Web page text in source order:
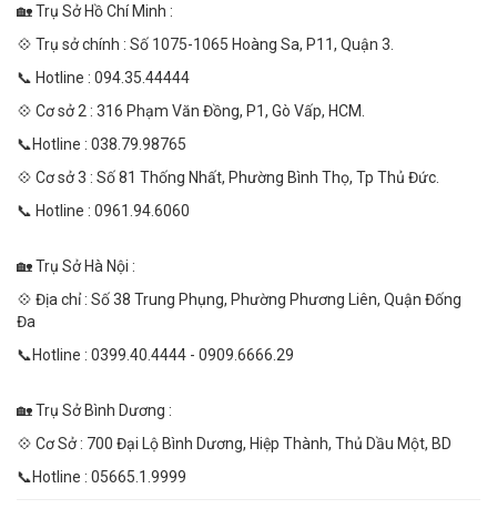
🏡 Trụ Sở Hồ Chí Minh :
💠 Trụ sở chính : Số 1075-1065 Hoàng Sa, P11, Quận 3.
📞 Hotline : 094.35.44444
💠 Cơ sở 2 : 316 Phạm Văn Đồng, P1, Gò Vấp, HCM.
📞Hotline : 038.79.98765
💠 Cơ sở 3 : Số 81 Thống Nhất, Phường Bình Thọ, Tp Thủ Đức.
📞 Hotline : 0961.94.6060
🏡 Trụ Sở Hà Nội :
💠 Địa chỉ : Số 38 Trung Phụng, Phường Phương Liên, Quận Đống
Đa
📞Hotline : 0399.40.4444 - 0909.6666.29
🏡 Trụ Sở Bình Dương :
💠 Cơ Sở : 700 Đại Lộ Bình Dương, Hiệp Thành, Thủ Dầu Một, BD
📞Hotline : 05665.1.9999